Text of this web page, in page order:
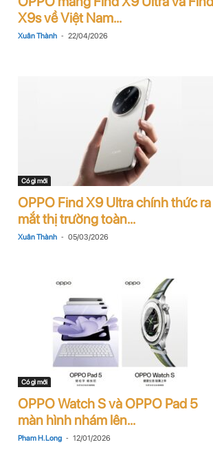
X9s về Việt Nam...
Xuân Thành - 22/04/2026
Có gì mới
OPPO Find X9 Ultra chính thức ra
mắt thị trường toàn...
Xuân Thành - 05/03/2026
Có gì mới
OPPO Watch S và OPPO Pad 5
màn hình nhám lên...
Pham H. Long - 12/01/2026